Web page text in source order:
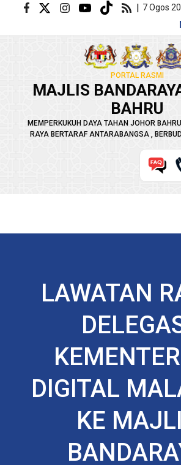
Langkau ke kandungan utama | 7 Ogos
PORTAL RASMI
MAJLIS
BAHRU
MEMPERKUKUH DAYA TAHAN JOHOR
RAYA BERTARAF ANTARABANGSA ,
LAWATAN
DIGITAL
KE